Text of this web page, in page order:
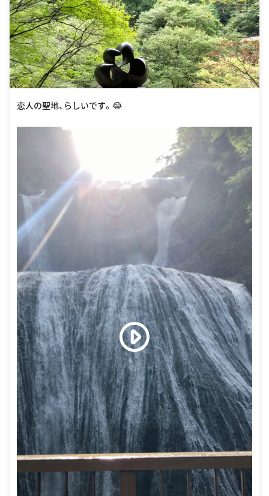
恋人の聖地、らしいです。😂